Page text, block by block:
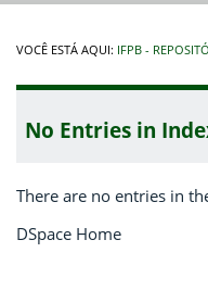
VOCÊ ESTÁ AQUI: IFPB -
No Entries in
There are no entries in
DSpace Home